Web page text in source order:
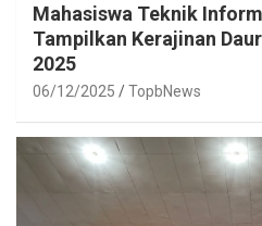
Mahasiswa Teknik
Tampilkan Kerajinan
2025
06/12/2025 TopbNews